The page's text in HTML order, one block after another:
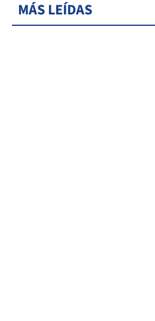
MÁS LEÍDAS